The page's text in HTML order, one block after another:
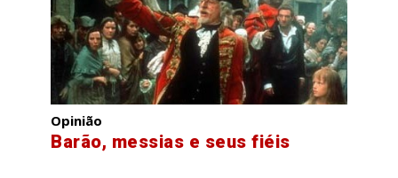
Opinião
Barão, messias e seus fiéis